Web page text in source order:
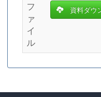
フ
ァ
イ
ル
資料ダウ